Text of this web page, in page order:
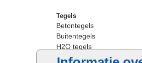
Tegels
Betontegels
Buitentegels
H2O tegels
Keramische terrastegels